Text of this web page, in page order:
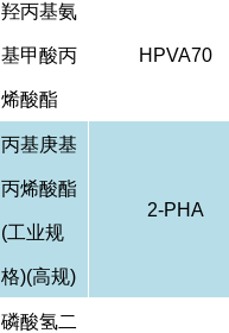
羟丙基氨
基甲酸丙
烯酸酯
HPVA70
丙基庚基
丙烯酸酯
(工业规
格)(高规)
2-PHA
磷酸氢二